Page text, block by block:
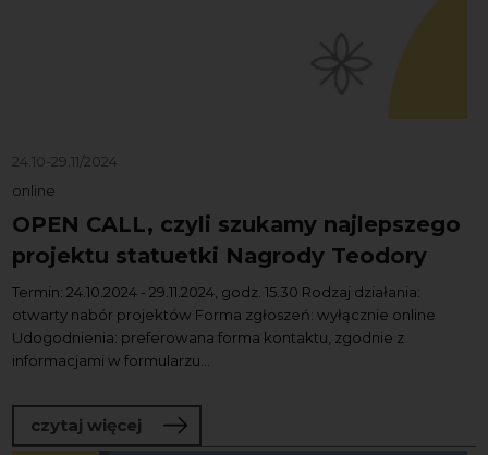
24.10-29.11/2024
online
OPEN CALL, czyli szukamy najlepszego
projektu statuetki Nagrody Teodory
Termin: 24.10.2024 - 29.11.2024, godz. 15.30 Rodzaj działania:
otwarty nabór projektów Forma zgłoszeń: wyłącznie online
Udogodnienia: preferowana forma kontaktu, zgodnie z
informacjami w formularzu...
czytaj więcej o OPEN CALL, czyli szukamy